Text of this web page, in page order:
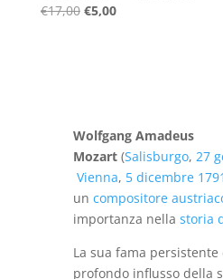
€17,00 Il
€5,00Il
Wolfgang Amadeus
Mozart (Salisburgo, 27
Vienna, 5 dicembre 1791
un compositore
importanza nella storia
La sua fama persistente
profondo influsso della